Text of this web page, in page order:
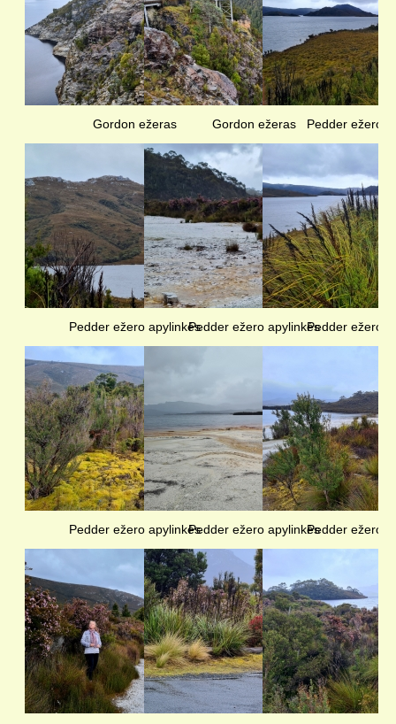
Gordon ežeras Gordon ežeras Pedder ežero
Pedder ežero apylinkėsPedder ežero apylinkėsPedder ežero
Pedder ežero apylinkėsPedder ežero apylinkėsPedder ežero